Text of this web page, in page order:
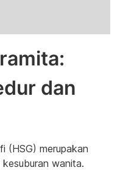
dan
(HSG) merupakan
wanita.